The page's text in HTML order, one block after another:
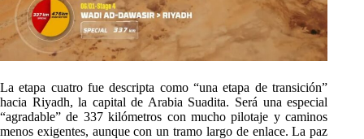
La etapa cuatro fue descripta como “una etapa de transición”
hacia Riyadh, la capital de Arabia Suadita. Será una especial
“agradable” de 337 kilómetros con mucho pilotaje y caminos
menos exigentes, aunque con un tramo largo de enlace. La paz